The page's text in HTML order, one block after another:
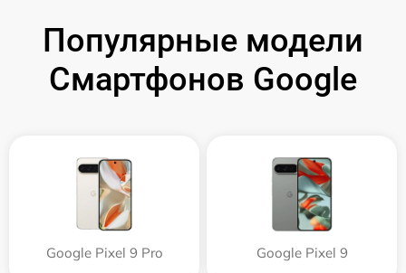
Популярные модели
Смартфонов Google
Google Pixel 9 Pro Google Pixel 9